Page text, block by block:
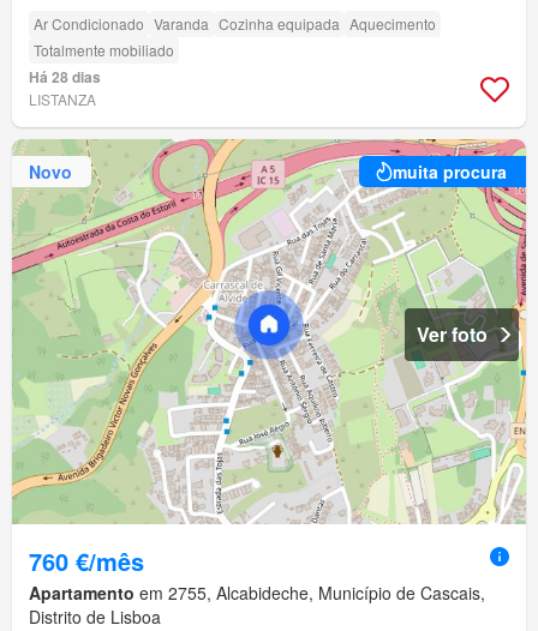
Ar Condicionado Varanda Cozinha equipada Aquecimento
Totalmente mobiliado
Há 28 dias
LISTANZA
Novo muita procura
Ver foto
760 €/mês
Apartamento em 2755, Alcabideche, Município de Cascais,
Distrito de Lisboa